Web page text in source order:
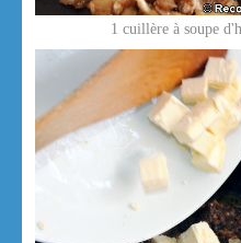
1 cuillère à soupe